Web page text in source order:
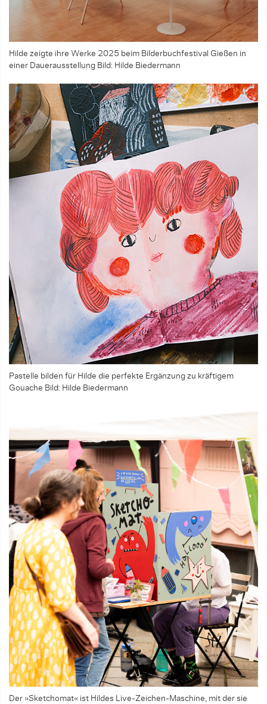
Hilde zeigte ihre Werke 2025 beim Bilderbuchfestival Gießen in
einer Dauerausstellung Bild: Hilde Biedermann
Pastelle bilden für Hilde die perfekte Ergänzung zu kräftigem
Gouache Bild: Hilde Biedermann
Der »Sketchomat« ist Hildes Live-Zeichen-Maschine, mit der sie